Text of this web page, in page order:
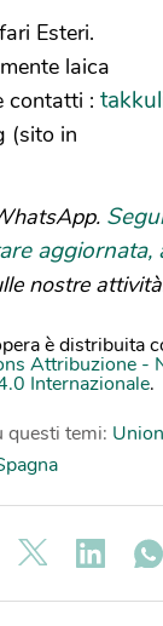
Esteri.
laica
contatti :
(sito in
aggiornata,
nostre
è distribuita
Attribuzione -
Internazionale.
questi temi: